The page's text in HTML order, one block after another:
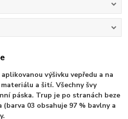
výšivku vepředu a na
a šití. Všechny švy
páska. Trup je po stranách beze
(barva 03 obsahuje 97 % bavlny a